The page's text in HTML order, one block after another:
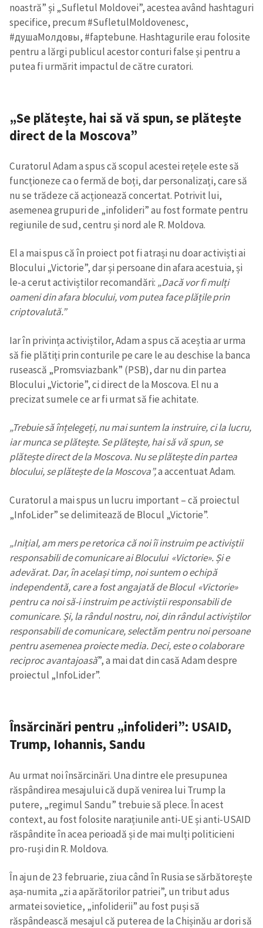
SUSȚINE
noastră” și „Sufletul Moldovei”, acestea având hashtaguri
specifice, precum #SufletulMoldovenesc,
#душаМолдовы, #faptebune. Hashtagurile erau folosite
pentru a lărgi publicul acestor conturi false și pentru a
putea fi urmărit impactul de către curatori.
„Se plătește, hai să vă spun, se plătește
direct de la Moscova”
Curatorul Adam a spus că scopul acestei rețele este să
funcționeze ca o fermă de boți, dar personalizați, care să
nu se trădeze că acționează concertat. Potrivit lui,
asemenea grupuri de „infolideri” au fost formate pentru
regiunile de sud, centru și nord ale R. Moldova.
El a mai spus că în proiect pot fi atrași nu doar activiști ai
Blocului „Victorie”, dar și persoane din afara acestuia, și
le-a cerut activiștilor recomandări: „Dacă vor fi mulți
oameni din afara blocului, vom putea face plățile prin
criptovalută.”
Iar în privința activiștilor, Adam a spus că aceștia ar urma
să fie plătiți prin conturile pe care le au deschise la banca
rusească „Promsviazbank” (PSB), dar nu din partea
Blocului „Victorie”, ci direct de la Moscova. El nu a
precizat sumele ce ar fi urmat să fie achitate.
„Trebuie să înțelegeți, nu mai suntem la instruire, ci la lucru,
iar munca se plătește.Se plătește, hai să vă spun, se
plătește direct de la Moscova. Nu se plătește din partea
blocului, se plătește de la Moscova”,a accentuat Adam.
Curatorul a mai spus un lucru important – că proiectul
„InfoLider” se delimitează de Blocul „Victorie”.
„Inițial, am mers pe retorica că noi îi instruim pe activiștii
responsabili de comunicare ai Blocului «Victorie». Și e
adevărat. Dar, în același timp, noi suntem o echipă
independentă, care a fost angajată de Blocul «Victorie»
pentru ca noi să-i instruim pe activiștii responsabili de
comunicare. Și, la rândul nostru, noi, din rândul activiștilor
responsabili de comunicare, selectăm pentru noi persoane
pentru asemenea proiecte media. Deci, este o colaborare
reciproc avantajoasă”, a mai dat din casă Adam despre
proiectul „InfoLider”.
Însărcinări pentru „infolideri”: USAID,
Trump, Iohannis, Sandu
Au urmat noi însărcinări. Una dintre ele presupunea
răspândirea mesajului că după venirea lui Trump la
putere, „regimul Sandu” trebuie să plece. În acest
context, au fost folosite narațiunile anti-UE și anti-USAID
răspândite în acea perioadă și de mai mulți politicieni
pro-ruși din R. Moldova.
În ajun de 23 februarie, ziua când în Rusia se sărbătorește
așa-numita „zi a apărătorilor patriei”, un tribut adus
armatei sovietice, „infoliderii” au fost puși să
răspândească mesajul că puterea de la Chișinău ar dori să